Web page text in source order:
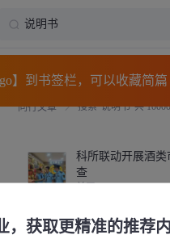
】到书签栏，可以收藏简篇
模板 同行
同行文章 搜索“说明书”共
科所联动开展酒
查
前天
小手拉大手，共
幼儿园虫媒防控倡
，获取更精准的推荐